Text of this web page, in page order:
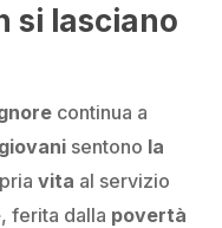
si lasciano
continua a
giovani sentono la
vita al servizio
, ferita dalla povertà